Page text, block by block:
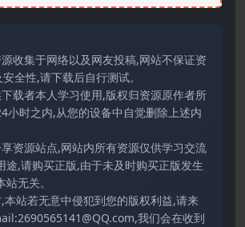
收集于网络以及网友投稿,网站不保证资
全性,请下载后自行测试。
载者本人学习使用,版权归资源原作者所
小时之内,从您的设备中自觉删除上述内
资源站点,网站内所有资源仅供学习交流
途,请购买正版,由于未及时购买正版发生
无关。
本站若无意中侵犯到您的版权利益,请来
我们会在收到